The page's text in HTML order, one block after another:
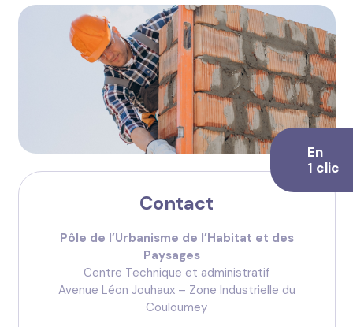
Contact
Pôle de l’Urbanisme de l’Habitat et des
Paysages
Centre Technique et administratif
Avenue Léon Jouhaux – Zone Industrielle du
Couloumey
En
1 clic